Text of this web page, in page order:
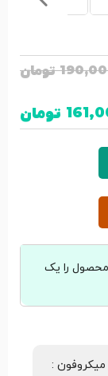
تومان
تومان
تومان این محصول را یک
میکروفون :